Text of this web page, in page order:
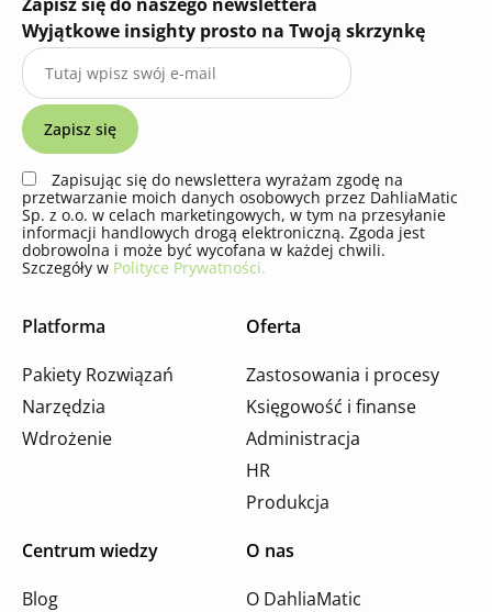
Wyjątkowe insighty prosto na Twoją skrzynkę
Platforma
Pakiety Rozwiązań
Narzędzia
Wdrożenie
Oferta
Zastosowania i procesy
Księgowość i finanse
Administracja
HR
Produkcja
Centrum wiedzy
Blog
O nas
O DahliaMatic
Zapisując się do newslettera wyrażam zgodę na
przetwarzanie moich danych osobowych przez DahliaMatic
Sp. z o.o. w celach marketingowych, w tym na przesyłanie
informacji handlowych drogą elektroniczną. Zgoda jest
dobrowolna i może być wycofana w każdej chwili.
Szczegóły w Polityce Prywatności.